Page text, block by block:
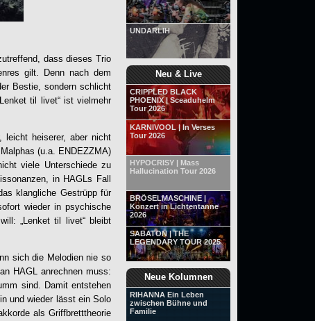
UNDARLIH
Neu & Live
CRIPPLED BLACK
PHOENIX | Sceaduhelm
Tour 2026
KARNIVOOL | In Verses
Tour 2026
HYPOCRISY | Mass
Hallucination Tour 2026
BRÖSELMASCHINE |
Konzert in Lichtentanne
2026
SABATON | THE
LEGENDARY TOUR 2025
Neue Kolumnen
RIHANNA Ein Leben
zwischen Bühne und
Familie
dass dieses Trio
gilt. Denn nach dem
Bestie, sondern schlicht
Lenket til livet“ ist vielmehr
leicht heiserer, aber nicht
(u.a. ENDEZZMA)
viele Unterschiede zu
in HAGLs Fall
klangliche Gestrüpp für
wieder in psychische
„
Lenket til livet“ bleibt
sich die Melodien nie so
HAGL anrechnen muss:
sind. Damit entstehen
und wieder lässt ein Solo
als Griffbretttheorie